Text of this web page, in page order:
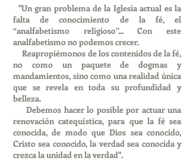
"Un gran problema de la Iglesia actual es la
falta de conocimiento de la fé, el
“analfabetismo religioso”... Con este
analfabetismo no podemos crecer.
Reapropiémonos de los contenidos de la fé,
no como un paquete de dogmas y
mandamientos, sino como una realidad única
que se revela en toda su profundidad y
belleza.
Debemos hacer lo posible por actuar una
renovación catequística, para que la fé sea
conocida, de modo que Dios sea conocido,
Cristo sea conocido, la verdad sea conocida y
crezca la unidad en la verdad".